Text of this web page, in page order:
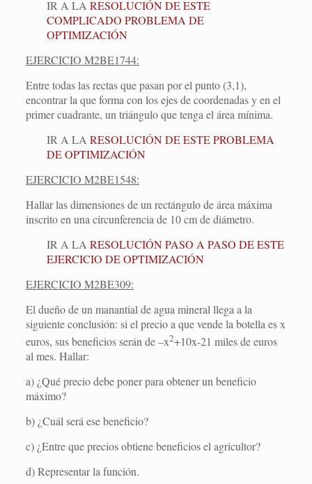
IR A LA RESOLUCIÓN DE ESTE
COMPLICADO PROBLEMA DE
OPTIMIZACIÓN
EJERCICIO M2BE1744:
Entre todas las rectas que pasan por el punto (3,1),
encontrar la que forma con los ejes de coordenadas y en el
primer cuadrante, un triángulo que tenga el área mínima.
IR A LA RESOLUCIÓN DE ESTE PROBLEMA
DE OPTIMIZACIÓN
EJERCICIO M2BE1548:
Hallar las dimensiones de un rectángulo de área máxima
inscrito en una circunferencia de 10 cm de diámetro.
IR A LA RESOLUCIÓN PASO A PASO DE ESTE
EJERCICIO DE OPTIMIZACIÓN
EJERCICIO M2BE309:
El dueño de un manantial de agua mineral llega a la
siguiente conclusión: si el precio a que vende la botella es x
euros, sus beneficios serán de –x2+10x-21 miles de euros
al mes. Hallar:
a) ¿Qué precio debe poner para obtener un beneficio
máximo?
b) ¿Cuál será ese beneficio?
c) ¿Entre que precios obtiene beneficios el agricultor?
d) Representar la función.